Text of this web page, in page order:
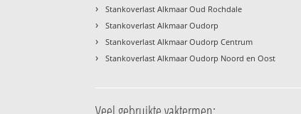
› Stankoverlast Alkmaar Oud Rochdale
› Stankoverlast Alkmaar Oudorp
› Stankoverlast Alkmaar Oudorp Centrum
› Stankoverlast Alkmaar Oudorp Noord en Oost